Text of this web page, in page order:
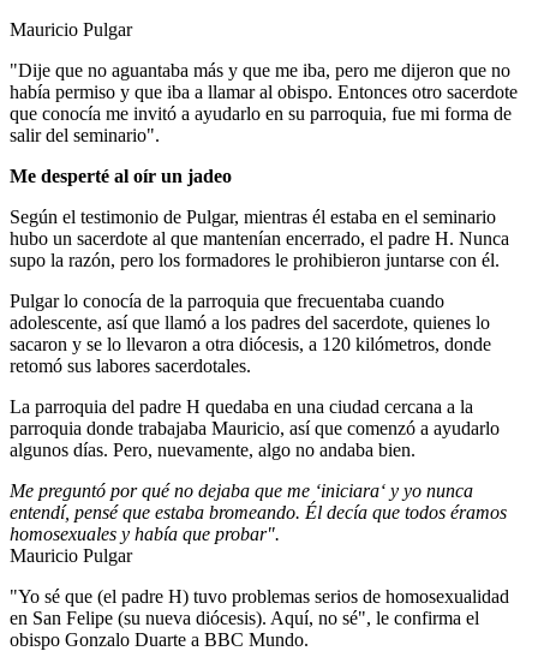
Mauricio Pulgar
"Dije que no aguantaba más y que me iba, pero me dijeron que no
había permiso y que iba a llamar al obispo. Entonces otro sacerdote
que conocía me invitó a ayudarlo en su parroquia, fue mi forma de
salir del seminario".
Me desperté al oír un jadeo
Según el testimonio de Pulgar, mientras él estaba en el seminario
hubo un sacerdote al que mantenían encerrado, el padre H. Nunca
supo la razón, pero los formadores le prohibieron juntarse con él.
Pulgar lo conocía de la parroquia que frecuentaba cuando
adolescente, así que llamó a los padres del sacerdote, quienes lo
sacaron y se lo llevaron a otra diócesis, a 120 kilómetros, donde
retomó sus labores sacerdotales.
La parroquia del padre H quedaba en una ciudad cercana a la
parroquia donde trabajaba Mauricio, así que comenzó a ayudarlo
algunos días. Pero, nuevamente, algo no andaba bien.
Me preguntó por qué no dejaba que me ‘iniciara‘ y yo nunca
entendí, pensé que estaba bromeando. Él decía que todos éramos
homosexuales y había que probar".
Mauricio Pulgar
"Yo sé que (el padre H) tuvo problemas serios de homosexualidad
en San Felipe (su nueva diócesis). Aquí, no sé", le confirma el
obispo Gonzalo Duarte a BBC Mundo.